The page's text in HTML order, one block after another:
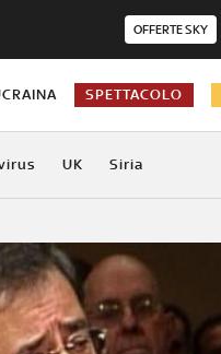
OFFERTE SKY
SPETTACOLO
UK Siria